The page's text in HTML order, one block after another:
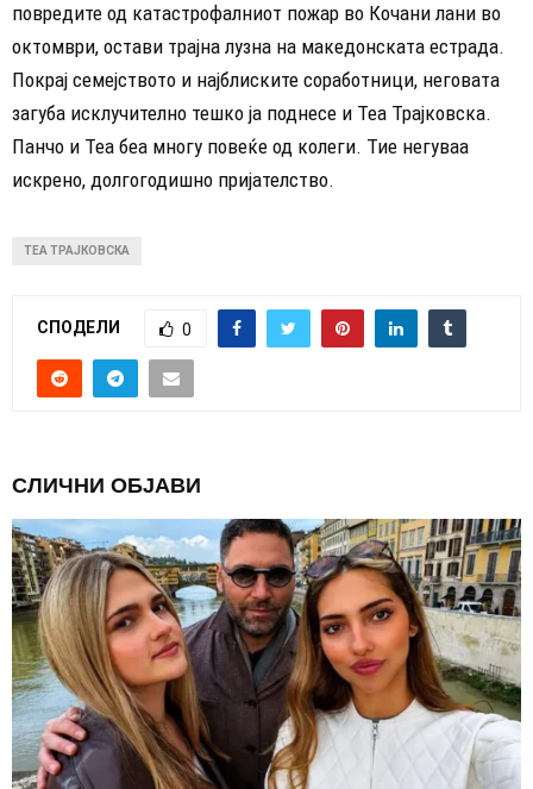
повредите од катастрофалниот пожар во Кочани лани во
октомври, остави трајна лузна на македонската естрада.
Покрај семејството и најблиските соработници, неговата
загуба исклучително тешко ја поднесе и Теа Трајковска.
Панчо и Теа беа многу повеќе од колеги. Тие негуваа
искрено, долгогодишно пријателство.
ТЕА ТРАЈКОВСКА
СПОДЕЛИ 0
СЛИЧНИ ОБЈАВИ